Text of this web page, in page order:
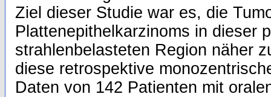
Ziel dieser Studie war es, die
Plattenepithelkarzinoms in dieser
strahlenbelasteten Region näher
diese retrospektive
Daten von 142 Patienten mit